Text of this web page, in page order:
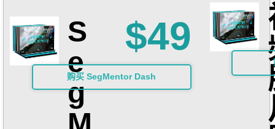
S
e
g
$49
购买 SegMentor Dash